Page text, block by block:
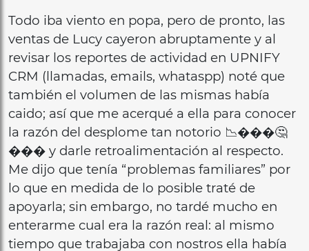
Todo iba viento en popa, pero de pronto, las
ventas de Lucy cayeron abruptamente y al
revisar los reportes de actividad en UPNIFY
CRM (llamadas, emails, whataspp) noté que
también el volumen de las mismas había
caido; así que me acerqué a ella para conocer
la razón del desplome tan notorio 📉���🤔
��� y darle retroalimentación al respecto.
Me dijo que tenía “problemas familiares” por
lo que en medida de lo posible traté de
apoyarla; sin embargo, no tardé mucho en
enterarme cual era la razón real: al mismo
tiempo que trabajaba con nostros ella había